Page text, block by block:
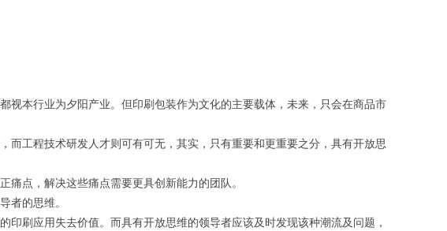
本行业为夕阳产业。但印刷包装作为文化的主要载体，未来，只会在商品市
工程技术研发人才则可有可无，其实，只有重要和更重要之分，具有开放思
点，解决这些痛点需要更具创新能力的团队。
者的思维。
刷应用失去价值。而具有开放思维的领导者应该及时发现该种潮流及问题，